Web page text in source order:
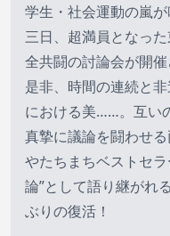
学生・社会運動の嵐
三日、超満員となっ
全共闘の討論会が開
是非、時間の連続と
における美……。互い
真摯に議論を闘わせ
やたちまちベストセ
論”として語り継がれ
ぶりの復活！